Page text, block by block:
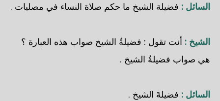
السائل : فضيلة الشيخ ما حكم صلاة النساء في مصليات .
الشيخ : أنت تقول : فضيلةُ الشيخ صواب هذه العبارة ؟
هي صواب فضيلةُ الشيخ .
السائل : فضيلةَ الشيخ .